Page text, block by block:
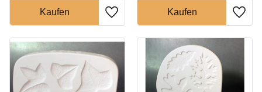
Zu Favoriten hinzufügen Zu